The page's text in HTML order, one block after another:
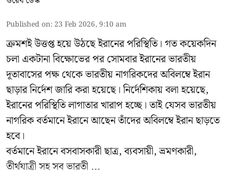
Published on: 23 Feb 2026, 9:10 am
ক্রমশই উত্তপ্ত হয়ে উঠছে ইরানের পরিস্থিতি। গত কয়েকদিন
চলা একটানা বিক্ষোভের পর সোমবার ইরানের ভারতীয়
দূতাবাসের পক্ষ থেকে ভারতীয় নাগরিকদের অবিলম্বে ইরান
ছাড়ার নির্দেশ জারি করা হয়েছে। নির্দেশিকায় বলা হয়েছে,
ইরানের পরিস্থিতি লাগাতার খারাপ হচ্ছে। তাই যেসব ভারতীয়
নাগরিক বর্তমানে ইরানে আছেন তাঁদের অবিলম্বে ইরান ছাড়তে
হবে।
বর্তমানে ইরানে বসবাসকারী ছাত্র, ব্যবসায়ী, ভ্রমণকারী,
তীর্থযাত্রী সহ সব ভারতী ...